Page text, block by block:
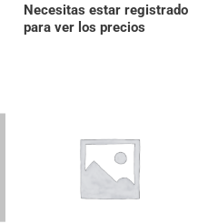
Necesitas estar registrado
para ver los precios